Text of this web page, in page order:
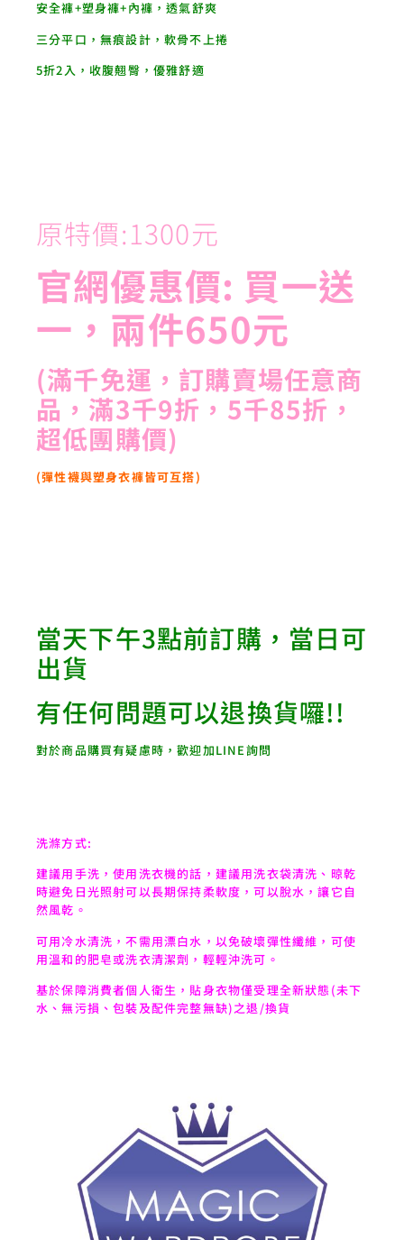
安全褲+塑身褲+內褲，透氣舒爽
三分平口，無痕設計，軟骨不上捲
5折2入，收腹翹臀，優雅舒適
原特價:1300元
官網優惠價: 買一送
一，兩件650元
(滿千免運，訂購賣場任意商
品，滿3千9折，5千85折，
超低團購價)
(彈性襪與塑身衣褲皆可互搭)
當天下午3點前訂購，當日可
出貨
有任何問題可以退換貨囉!!
對於商品購買有疑慮時，歡迎加LINE詢問
洗滌方式:
建議用手洗，使用洗衣機的話，建議用洗衣袋清洗、晾乾
時避免日光照射可以長期保持柔軟度，可以脫水，讓它自
然風乾。
可用冷水清洗，不需用漂白水，以免破壞彈性纖維，可使
用溫和的肥皂或洗衣清潔劑，輕輕沖洗可。
基於保障消費者個人衛生，貼身衣物僅受理全新狀態(未下
水、無污損、包裝及配件完整無缺)之退/換貨